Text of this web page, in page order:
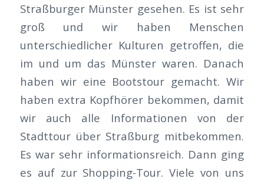
Straßburger Münster gesehen. Es ist sehr
groß und wir haben Menschen
unterschiedlicher Kulturen getroffen, die
im und um das Münster waren. Danach
haben wir eine Bootstour gemacht. Wir
haben extra Kopfhörer bekommen, damit
wir auch alle Informationen von der
Stadttour über Straßburg mitbekommen.
Es war sehr informationsreich. Dann ging
es auf zur Shopping-Tour. Viele von uns